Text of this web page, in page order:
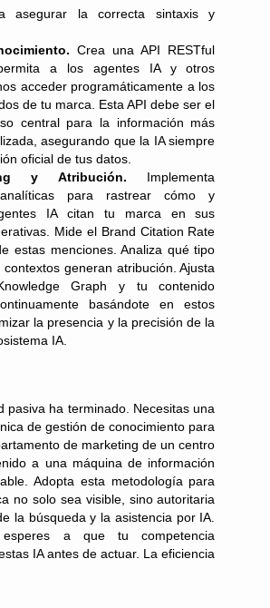
asegurar la correcta sintaxis y
Crea una API RESTful
a los agentes IA y otros
acceder programáticamente a los
de tu marca. Esta API debe ser el
central para la información más
asegurando que la IA siempre
oficial de tus datos.
y Atribución. Implementa
analíticas para rastrear cómo y
IA citan tu marca en sus
Mide el Brand Citation Rate
estas menciones. Analiza qué tipo
generan atribución. Ajusta
Graph y tu contenido
basándote en estos
la presencia y la precisión de la
IA.
pasiva ha terminado. Necesitas una
de gestión de conocimiento para
de marketing de un centro
a una máquina de información
Adopta esta metodología para
no solo sea visible, sino autoritaria
la búsqueda y la asistencia por IA.
a que tu competencia
IA antes de actuar. La eficiencia